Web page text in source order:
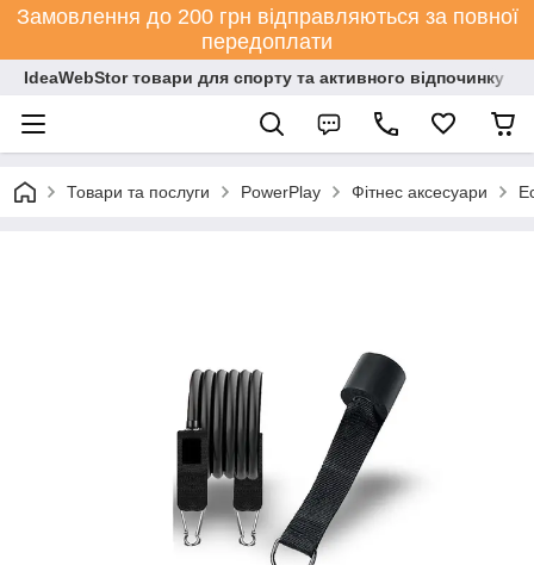
Замовлення до 200 грн відправляються за повної
передоплати
IdeaWebStor товари для спорту та активного відпочинку
Товари та послуги PowerPlay Фітнес аксесуари